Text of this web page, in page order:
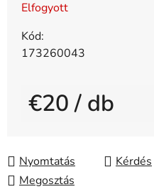
Elfogyott
Kód:
173260043
€20/ db
Nyomtatás
Kérdés
Megosztás